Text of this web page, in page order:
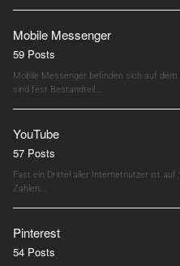
Mobile Messenger
59 Posts
Mobile Messenger befinden sich auf dem
sind fest Bestandteil…
YouTube
57 Posts
Fast ein Drittel aller Internetnutzer ist auf
Zahlen,…
Pinterest
54 Posts